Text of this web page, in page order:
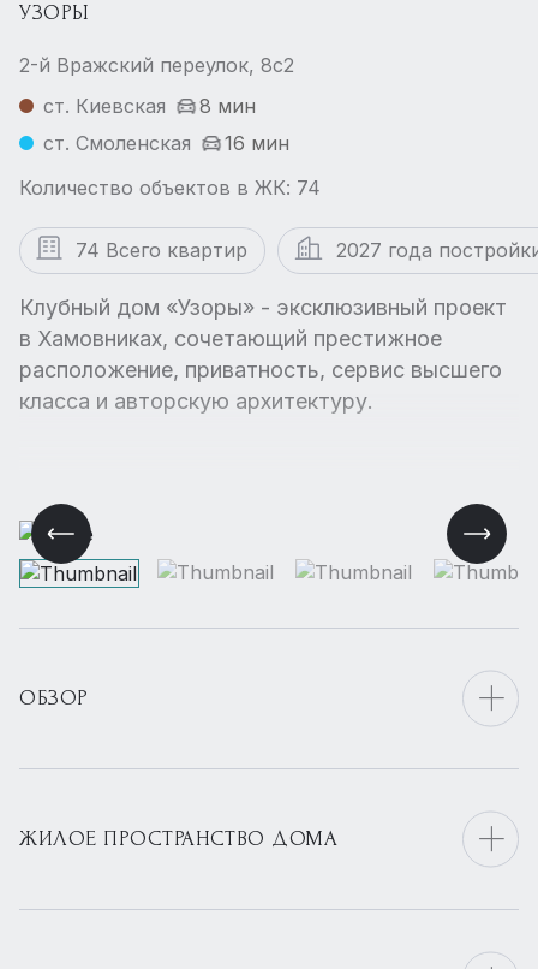
УЗОРЫ
2-й Вражский переулок, 8с2
ст. Киевская
8 мин
ст. Смоленская
16 мин
Количество объектов в ЖК: 74
74 Всего квартир 2027 года
Клубный дом «Узоры» - эксклюзивный проект
в Хамовниках, сочетающий престижное
расположение, приватность, сервис высшего
класса и авторскую архитектуру.
ОБЗОР
ЖИЛОЕ ПРОСТРАНСТВО ДОМА